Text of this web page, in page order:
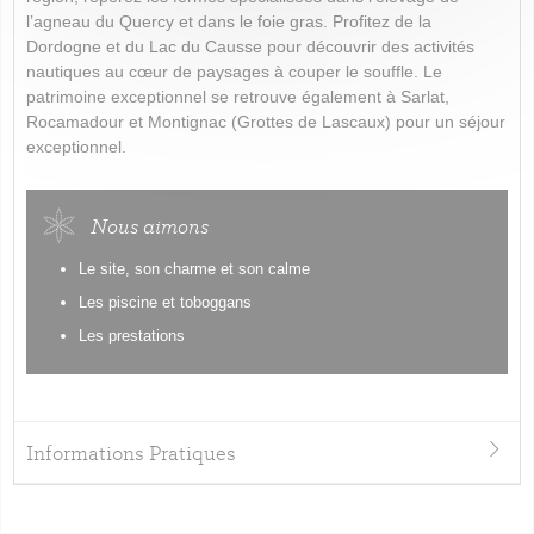
l’agneau du Quercy et dans le foie gras. Profitez de la
Dordogne et du Lac du Causse pour découvrir des activités
nautiques au cœur de paysages à couper le souffle. Le
patrimoine exceptionnel se retrouve également à Sarlat,
Rocamadour et Montignac (Grottes de Lascaux) pour un séjour
exceptionnel.
Nous aimons
Le site, son charme et son calme
Les piscine et toboggans
Les prestations
Informations Pratiques